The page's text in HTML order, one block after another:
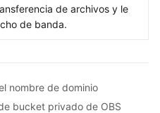
de archivos y le
de banda.
nombre de dominio
bucket privado de OBS